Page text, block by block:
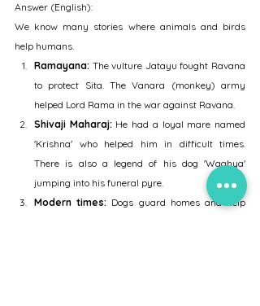
Answer (English):
We know many stories where animals and birds
help humans.
Ramayana: The vulture Jatayu fought Ravana
to protect Sita. The Vanara (monkey) army
helped Lord Rama in the war against Ravana.
Shivaji Maharaj: He had a loyal mare named
'Krishna' who helped him in difficult times.
There is also a legend of his dog 'Waghya'
jumping into his funeral pyre.
Modern times: Dogs guard homes and help